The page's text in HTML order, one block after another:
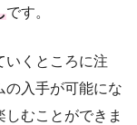
です。
いくところに注
の入手が可能にな
むことができま